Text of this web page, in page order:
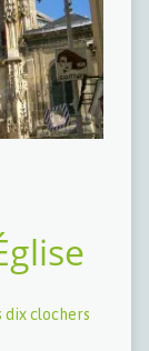
clochers